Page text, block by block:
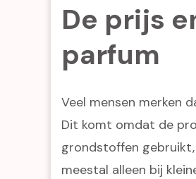
De prijs
parfum
Veel mensen merken
Dit komt omdat de
grondstoffen
meestal alleen bij